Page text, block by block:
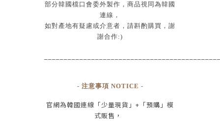
部分韓國檔口會委外製作，商品視同為韓國
連線，
如對產地有疑慮或介意者，請斟酌購買， 謝
謝合作:)
- 注意事項 NOTICE -
官網為韓國連線 「少量現貨」+ 「預購」模
式販售，